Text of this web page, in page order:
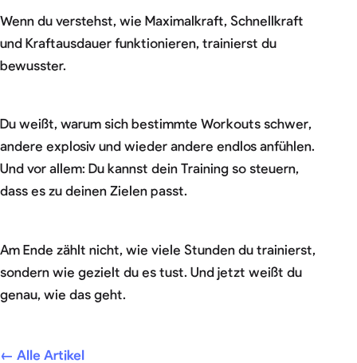
Wenn du verstehst, wie Maximalkraft, Schnellkraft
und Kraftausdauer funktionieren, trainierst du
bewusster.
Du weißt, warum sich bestimmte Workouts schwer,
andere explosiv und wieder andere endlos anfühlen.
Und vor allem: Du kannst dein Training so steuern,
dass es zu deinen Zielen passt.
Am Ende zählt nicht, wie viele Stunden du trainierst,
sondern wie gezielt du es tust. Und jetzt weißt du
genau, wie das geht.
← Alle Artikel